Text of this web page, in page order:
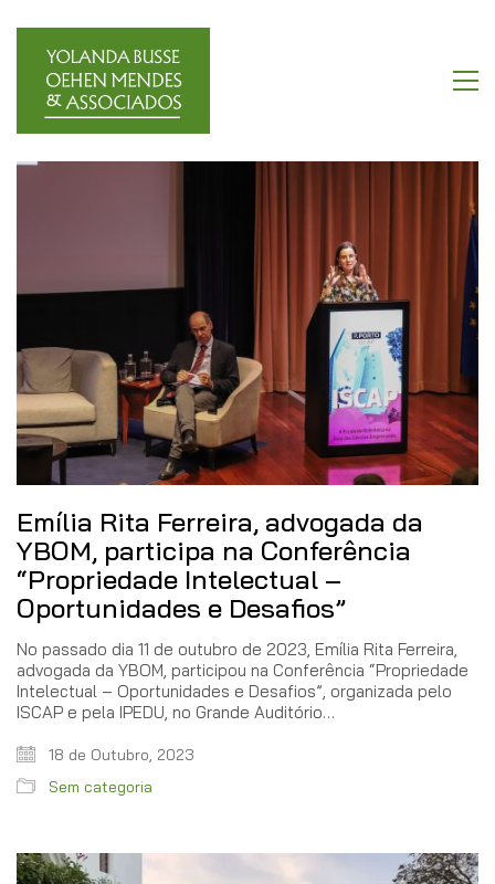
Emília Rita Ferreira, advogada da
YBOM, participa na Conferência
“Propriedade Intelectual –
Oportunidades e Desafios”
No passado dia 11 de outubro de 2023, Emília Rita Ferreira,
advogada da YBOM, participou na Conferência “Propriedade
Intelectual – Oportunidades e Desafios”, organizada pelo
ISCAP e pela IPEDU, no Grande Auditório…
18 de Outubro, 2023
Sem categoria